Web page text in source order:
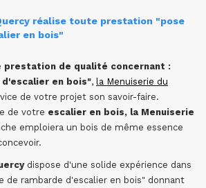
réalise toute prestation "pose
en bois"
prestation de qualité concernant :
en bois", la Menuiserie du
de votre projet son savoir-faire.
de votre escalier en bois, la Menuiserie
emploiera un bois de même essence
dispose d'une solide expérience dans
de rambarde d'escalier en bois" donnant